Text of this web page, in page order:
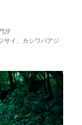
2F
サイ、カシワバアジ